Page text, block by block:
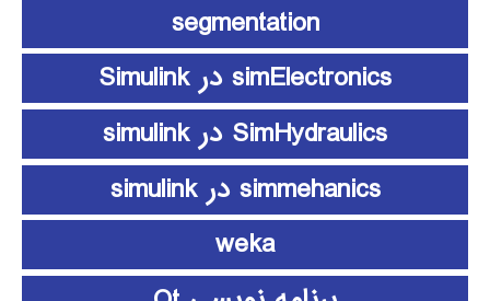
segmentation
simElectronics در Simulink
SimHydraulics در simulink
simmehanics در simulink
weka